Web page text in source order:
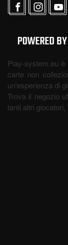
POWERED BY
Play-system.eu è
carte non
un'esperienza di
Trova il negozio
tanti altri